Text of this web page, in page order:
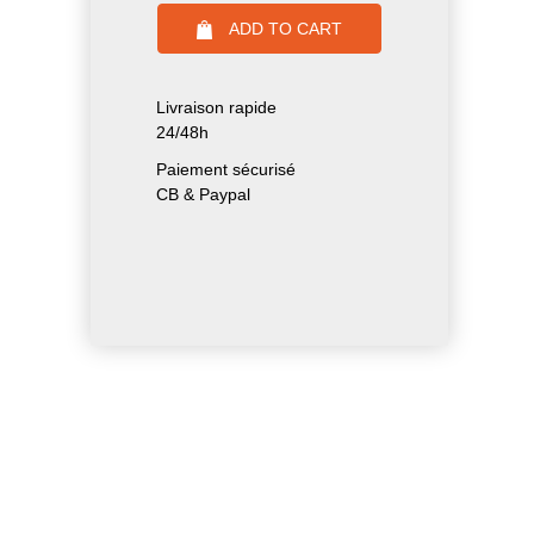
ADD TO CART
Livraison rapide
24/48h
Paiement sécurisé
CB & Paypal